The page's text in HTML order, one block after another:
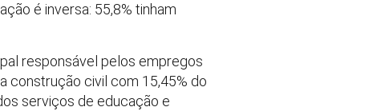
é inversa: 55,8% tinham
responsável pelos empregos
construção civil com 15,45% do
serviços de educação e